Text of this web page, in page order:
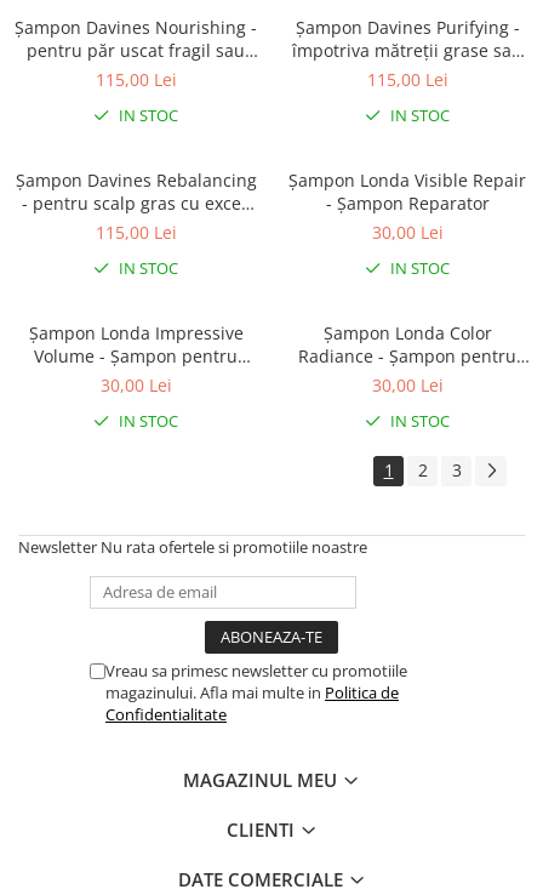
Șampon Davines Nourishing -
pentru păr uscat fragil sau
deteriorat
115,00 Lei
IN STOC
Șampon Davines Purifying -
împotriva mătreții grase sau
uscate
115,00 Lei
IN STOC
Șampon Davines Rebalancing
- pentru scalp gras cu exces
de sebum
115,00 Lei
IN STOC
Șampon Londa Visible Repair
- Șampon Reparator
30,00 Lei
IN STOC
Șampon Londa Impressive
Volume - Șampon pentru
Volum
30,00 Lei
IN STOC
Șampon Londa Color
Radiance - Șampon pentru
Păr Vopsit
30,00 Lei
IN STOC
1 2 3
Newsletter Nu rata ofertele si promotiile noastre
Vreau sa primesc newsletter cu promotiile
magazinului. Afla mai multe in Politica de
Confidentialitate
MAGAZINUL MEU
CLIENTI
DATE COMERCIALE